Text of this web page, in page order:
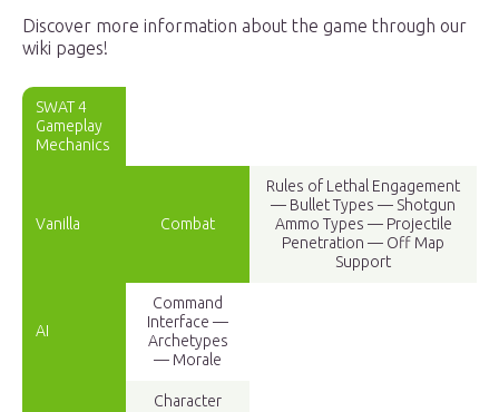
Discover more information about the game through our
wiki pages!
SWAT 4
Gameplay
Mechanics
Vanilla Combat
Rules of Lethal Engagement
— Bullet Types — Shotgun
Ammo Types — Projectile
Penetration — Off Map
Support
AI
Command
Interface —
Archetypes
— Morale
Character